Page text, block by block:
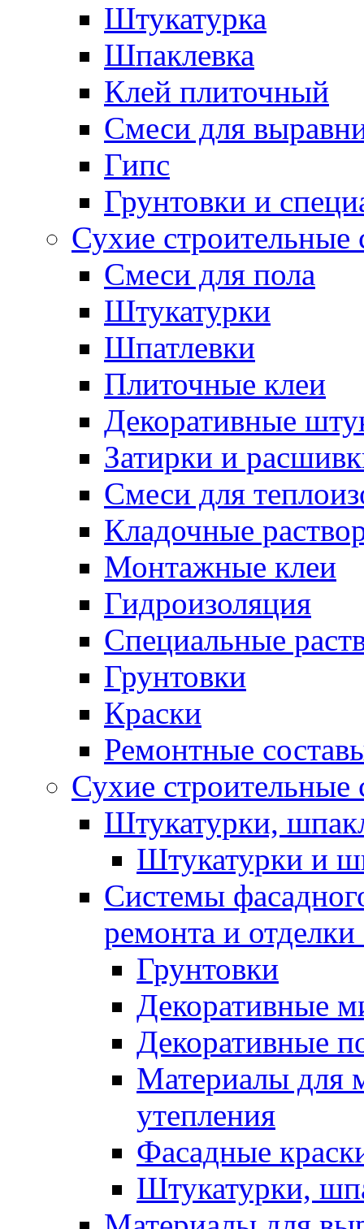
Штукатурка
Шпаклевка
Клей плиточный
Смеси для
Гипс
Грунтовки и
Сухие
Смеси для пола
Штукатурки
Шпатлевки
Плиточные клеи
Декоративные
Затирки и
Смеси для
Кладочные
Монтажные клеи
Гидроизоляция
Специальные
Грунтовки
Краски
Ремонтные
Сухие
Штукатурки,
Штукатурки и
Системы
ремонта и отделки
Грунтовки
Декоративные
Декоративные
Материалы для
утепления
Фасадные
Штукатурки,